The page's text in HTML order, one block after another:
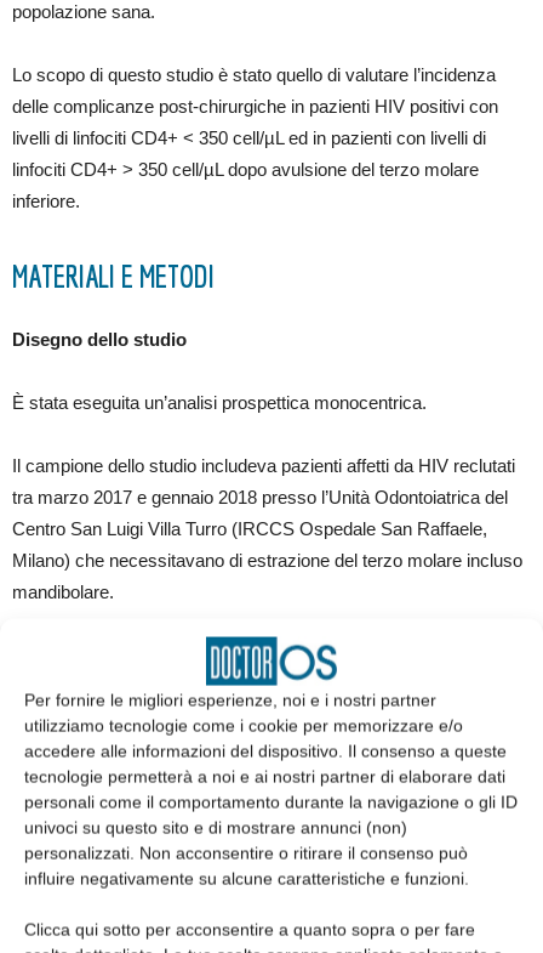
Per fornire le migliori esperienze, noi e i nostri partner
utilizziamo tecnologie come i cookie per memorizzare e/o
accedere alle informazioni del dispositivo. Il consenso a queste
tecnologie permetterà a noi e ai nostri partner di elaborare dati
personali come il comportamento durante la navigazione o gli ID
univoci su questo sito e di mostrare annunci (non)
personalizzati. Non acconsentire o ritirare il consenso può
influire negativamente su alcune caratteristiche e funzioni.
Clicca qui sotto per acconsentire a quanto sopra o per fare
popolazione sana.
Lo scopo di questo studio è stato quello di valutare l’incidenza
delle complicanze post-chirurgiche in pazienti HIV positivi con
livelli di linfociti CD4+ < 350 cell/µL ed in pazienti con livelli di
linfociti CD4+ > 350 cell/µL dopo avulsione del terzo molare
inferiore.
MATERIALI E METODI
Disegno dello studio
È stata eseguita un’analisi prospettica monocentrica.
Il campione dello studio includeva pazienti affetti da HIV reclutati
tra marzo 2017 e gennaio 2018 presso l’Unità Odontoiatrica del
Centro San Luigi Villa Turro (IRCCS Ospedale San Raffaele,
Milano) che necessitavano di estrazione del terzo molare incluso
mandibolare.
I criteri di inclusione sono stati i seguenti:
pazienti HIV-positivi in terapia anti-retrovirale con conta dei
linfociti CD4+ > 200 cell/mL;
indicazione all’estrazione del terzo molare incluso (protocollo
chirurgico);
ASA1 o ASA2;
buona igiene orale;
Criteri di esclusione: